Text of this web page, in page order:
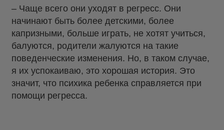
– Чаще всего они уходят в регресс. Они
начинают быть более детскими, более
капризными, больше играть, не хотят учиться,
балуются, родители жалуются на такие
поведенческие изменения. Но, в таком случае,
я их успокаиваю, это хорошая история. Это
значит, что психика ребенка справляется при
помощи регресса.